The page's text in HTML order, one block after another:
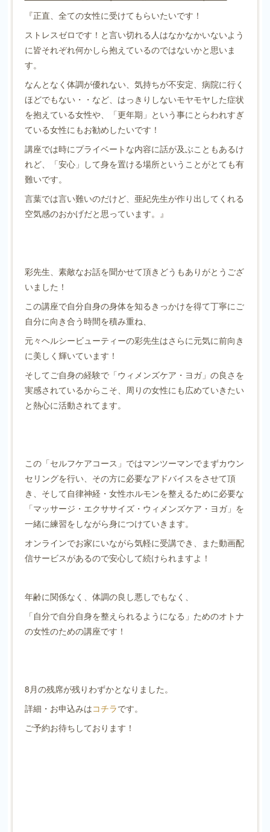
『正直、全ての女性に受けてもらいたいです！
ストレスゼロです！と言い切れる人はなかなかいないよう
に皆それぞれ何かしら抱えているのではないかと思いま
す。
なんとなく体調が優れない、気持ちが不安定、病院に行く
ほどでもない・・など、はっきりしないモヤモヤした症状
を抱えている女性や、「更年期」という事にとらわれすぎ
ている女性にもお勧めしたいです！
講座では時にプライベートな内容に話が及ぶこともあるけ
れど、「安心」して身を置ける場所ということがとても有
難いです。
言葉では言い難いのだけど、亜紀先生が作り出してくれる
空気感のおかげだと思っています。』
彩先生、素敵なお話を聞かせて頂きどうもありがとうござ
いました！
この講座で自分自身の身体を知るきっかけを得て丁寧にご
自分に向き合う時間を積み重ね、
元々ヘルシービューティーの彩先生はさらに元気に前向き
に美しく輝いています！
そしてご自身の経験で「ウィメンズケア・ヨガ」の良さを
実感されているからこそ、周りの女性にも広めていきたい
と熱心に活動されてます。
この「セルフケアコース」ではマンツーマンでまずカウン
セリングを行い、その方に必要なアドバイスをさせて頂
き、そして自律神経・女性ホルモンを整えるために必要な
「マッサージ・エクササイズ・ウィメンズケア・ヨガ」を
一緒に練習をしながら身につけていきます。
オンラインでお家にいながら気軽に受講でき、また動画配
信サービスがあるので安心して続けられますよ！
年齢に関係なく、体調の良し悪しでもなく、
「自分で自分自身を整えられるようになる」ためのオトナ
の女性のための講座です！
8月の残席が残りわずかとなりました。
詳細・お申込みはコチラです。
ご予約お待ちしております！